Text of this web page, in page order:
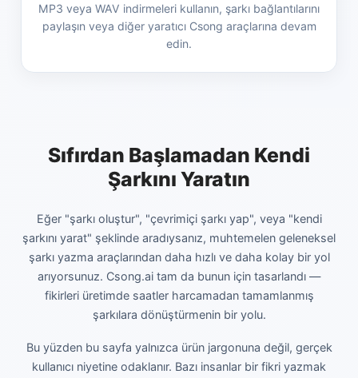
MP3 veya WAV indirmeleri kullanın, şarkı bağlantılarını
paylaşın veya diğer yaratıcı Csong araçlarına devam
edin.
Sıfırdan Başlamadan Kendi
Şarkını Yaratın
Eğer "şarkı oluştur", "çevrimiçi şarkı yap", veya "kendi
şarkını yarat" şeklinde aradıysanız, muhtemelen geleneksel
şarkı yazma araçlarından daha hızlı ve daha kolay bir yol
arıyorsunuz. Csong.ai tam da bunun için tasarlandı —
fikirleri üretimde saatler harcamadan tamamlanmış
şarkılara dönüştürmenin bir yolu.
Bu yüzden bu sayfa yalnızca ürün jargonuna değil, gerçek
kullanıcı niyetine odaklanır. Bazı insanlar bir fikri yazmak